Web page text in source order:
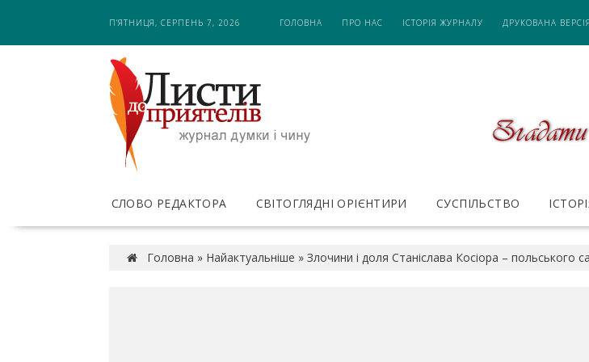
i
П’ЯТНИЦЯ, СЕРПЕНЬ 7, 2026 ГОЛОВНА ПРО НАС ІСТОРІЯ ЖУРНАЛУ ДРУКОВАНА ВЕРСІЯ
СЛОВО РЕДАКТОРА СВІТОГЛЯДНІ ОРІЄНТИРИ СУСПІЛЬСТВО
Головна » Найактуальніше » Злочини і доля Станіслава Косіора – польського